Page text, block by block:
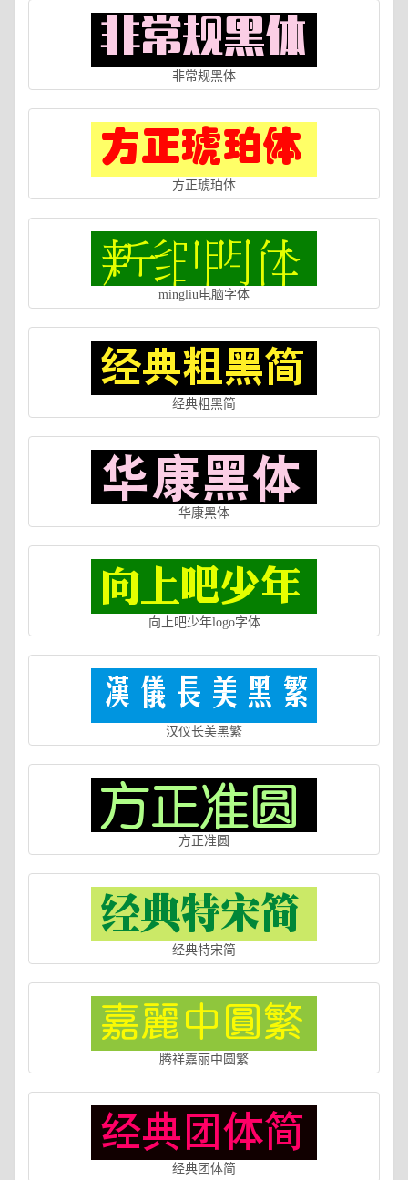
非常规黑体
方正琥珀体
mingliu电脑字体
经典粗黑简
华康黑体
向上吧少年logo字体
汉仪长美黑繁
方正准圆
经典特宋简
腾祥嘉丽中圆繁
经典团体简